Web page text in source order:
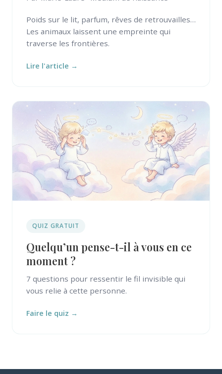
Poids sur le lit, parfum, rêves de retrouvailles…
Les animaux laissent une empreinte qui
traverse les frontières.
Lire l'article →
QUIZ GRATUIT
Quelqu’un pense-t-il à vous en ce
moment ?
7 questions pour ressentir le fil invisible qui
vous relie à cette personne.
Faire le quiz →